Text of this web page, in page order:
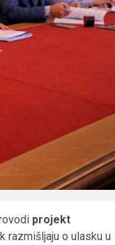
projekt
razmišljaju o ulasku u